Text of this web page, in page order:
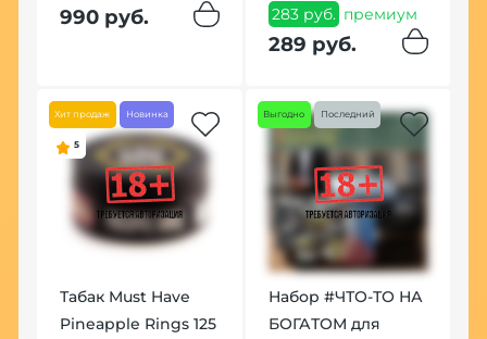
990 руб. 283 руб. премиум
289 руб.
Хит продаж Новинка
5
Табак Must Have
Pineapple Rings 125
Выгодно Последний
Набор #ЧТО-ТО НА
БОГАТОМ для